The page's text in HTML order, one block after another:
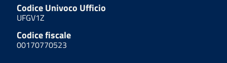
Codice Univoco Ufficio
UFGV1Z
Codice fiscale
00170770523